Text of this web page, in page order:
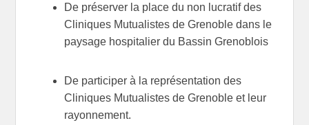
De préserver la place du non lucratif des
Cliniques Mutualistes de Grenoble dans le
paysage hospitalier du Bassin Grenoblois
De participer à la représentation des
Cliniques Mutualistes de Grenoble et leur
rayonnement.